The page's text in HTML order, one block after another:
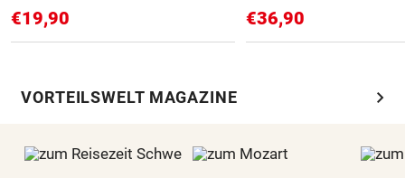
€19,90 €36,90
VORTEILSWELT MAGAZINE chevron_right